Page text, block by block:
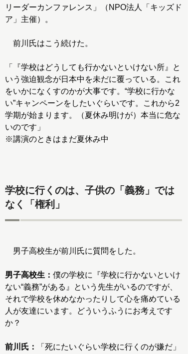
リーダーカンファレンス」（NPO法人「キッズド
ア」主催）。
前川氏はこう続けた。
「『学校はどうしても行かないといけない所』と
いう強迫観念が日本中を未だに覆っている。これ
をいかになくすのかが大事です。“学校に行かな
い”キャンペーンをしたいぐらいです。これから2
学期が始まります。（夏休み明けが）本当に危な
いのです」
※講演のときはまだ夏休み中
学校に行くのは、子供の「義務」では
なく「権利」
男子高校生が前川氏に質問をした。
男子高校生： 僕の学校に『学校に行かないといけ
ない“義務”がある』という先生がいるのですが、
それで学校を休めなかったりして心を痛めている
人が友達にいます。どういうふうにお考えです
か？
前川氏：
「死にたいぐらい学校に行くのが嫌だ」